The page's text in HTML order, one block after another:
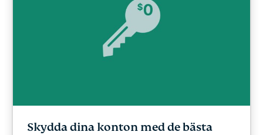
Skydda dina konton med de bästa